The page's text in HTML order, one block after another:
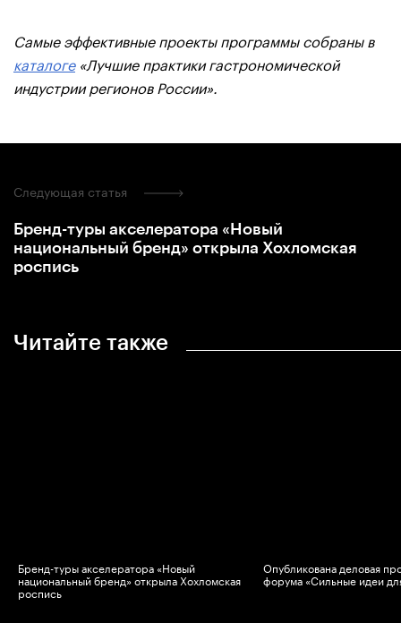
Самые эффективные проекты программы собраны в
каталоге«Лучшие практики гастрономической
индустрии регионов России».
Читайте также
Бренд-туры акселератора «Новый
национальный бренд» открыла Хохломская
роспись
Опубликована деловая
форума «Сильные идеи
Следующая статья
Бренд-туры акселератора «Новый
национальный бренд» открыла Хохломская
роспись